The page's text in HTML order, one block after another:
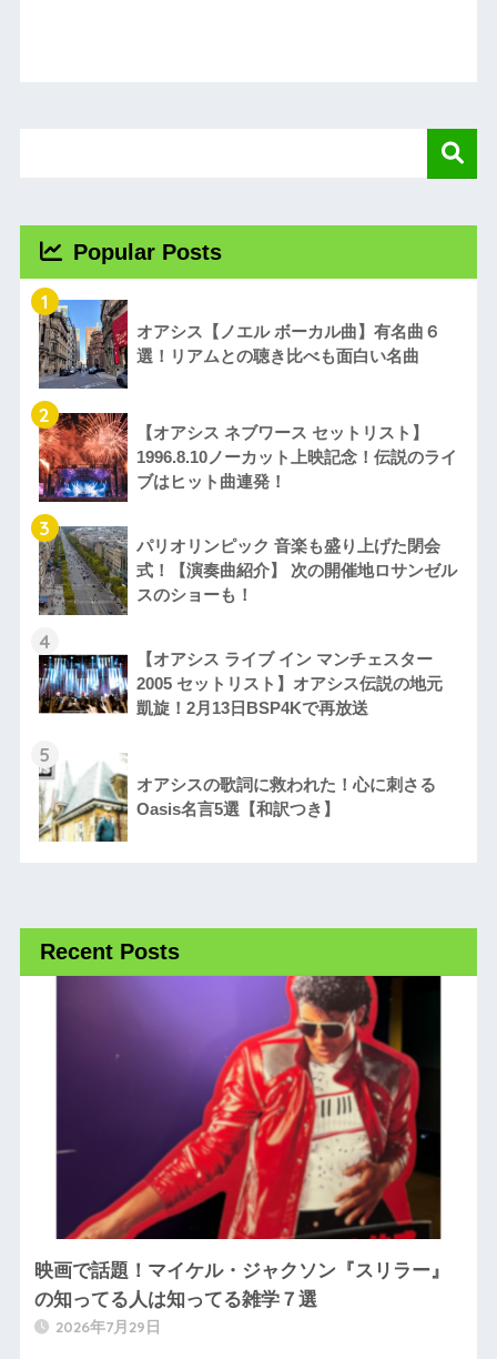
Popular Posts
1
オアシス【ノエル ボーカル曲】有名曲６
選！リアムとの聴き比べも面白い名曲
2
【オアシス ネブワース セットリスト】
1996.8.10ノーカット上映記念！伝説のライ
ブはヒット曲連発！
3
パリオリンピック 音楽も盛り上げた閉会
式！【演奏曲紹介】 次の開催地ロサンゼル
スのショーも！
4
【オアシス ライブ イン マンチェスター
2005 セットリスト】オアシス伝説の地元
凱旋！2月13日BSP4Kで再放送
5
オアシスの歌詞に救われた！心に刺さる
Oasis名言5選【和訳つき】
Recent Posts
映画で話題！マイケル・ジャクソン『スリラー』
の知ってる人は知ってる雑学７選
2026年7月29日